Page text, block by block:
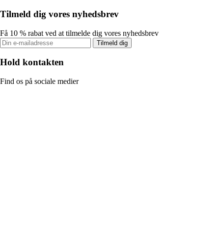
Tilmeld dig vores nyhedsbrev
Få 10 % rabat ved at tilmelde dig vores nyhedsbrev
Tilmeld dig
Hold kontakten
Find os på sociale medier